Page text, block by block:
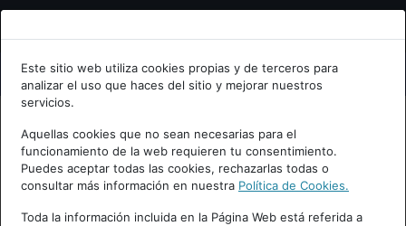
Bienvenid@ a psiquiatria.com
Escribe tu Email
Accede o regístrate con tu email.
Este sitio web utiliza cookies propias y de terceros para
analizar el uso que haces del sitio y mejorar nuestros
servicios.
Aquellas cookies que no sean necesarias para el
funcionamiento de la web requieren tu consentimiento.
Puedes aceptar todas las cookies, rechazarlas todas o
consultar más información en nuestra Política de Cookies.
Toda la información incluida en la Página Web está referida a